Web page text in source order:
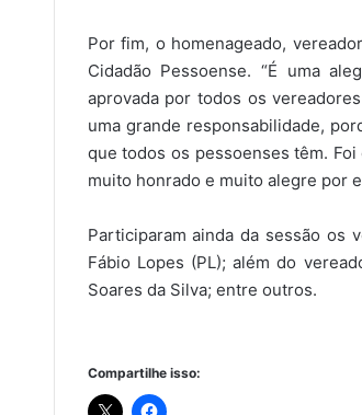
Por fim, o homenageado,
Cidadão Pessoense. “É uma
aprovada por todos os
uma grande responsabilidade,
que todos os pessoenses têm.
muito honrado e muito alegre por
Participaram ainda da sessão os
Fábio Lopes (PL); além do
Soares da Silva; entre outros.
Compartilhe isso: